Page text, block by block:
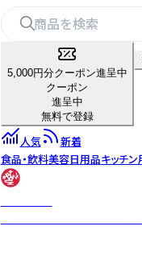
5,000円分クーポン進呈中
クーポン
進呈中
無料で登録
人気
新着
食品・飲料美容日用品キッチン